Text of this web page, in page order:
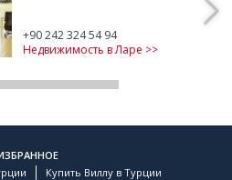
+90 242 324 54 94
Недвижимость в Ларе >>
Купить Виллу в Турции